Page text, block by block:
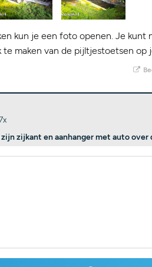
kun je een foto openen. Je kunt
maken van de pijltjestoetsen op
zijkant en aanhanger met auto over